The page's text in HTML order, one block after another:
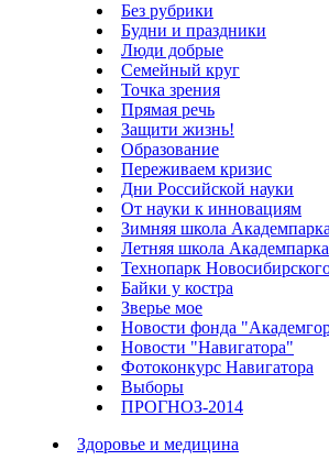
Без рубрики
Будни и праздники
Люди добрые
Семейный круг
Точка зрения
Прямая речь
Защити жизнь!
Образование
Переживаем кризис
Дни Российской науки
От науки к инновациям
Зимняя школа Академпарка
Летняя школа Академпарка
Технопарк
Байки у костра
Зверье мое
Новости фонда
Новости "Навигатора"
Фотоконкурс Навигатора
Выборы
ПРОГНОЗ-2014
Здоровье и медицина